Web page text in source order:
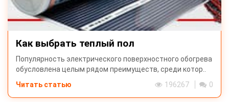
Как выбрать теплый пол
Популярность электрического поверхностного обогрева
обусловлена целым рядом преимуществ, среди котор..
Читать статью
196267 0